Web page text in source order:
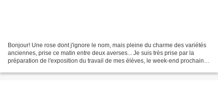
Bonjour! Une rose dont j'ignore le nom, mais pleine du charme des variétés
anciennes, prise ce matin entre deux averses... Je suis très prise par la
préparation de l'exposition du travail de mes élèves, le week-end prochain,